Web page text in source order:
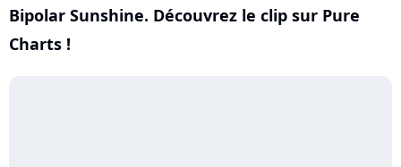
Bipolar Sunshine. Découvrez le clip sur Pure
Charts !